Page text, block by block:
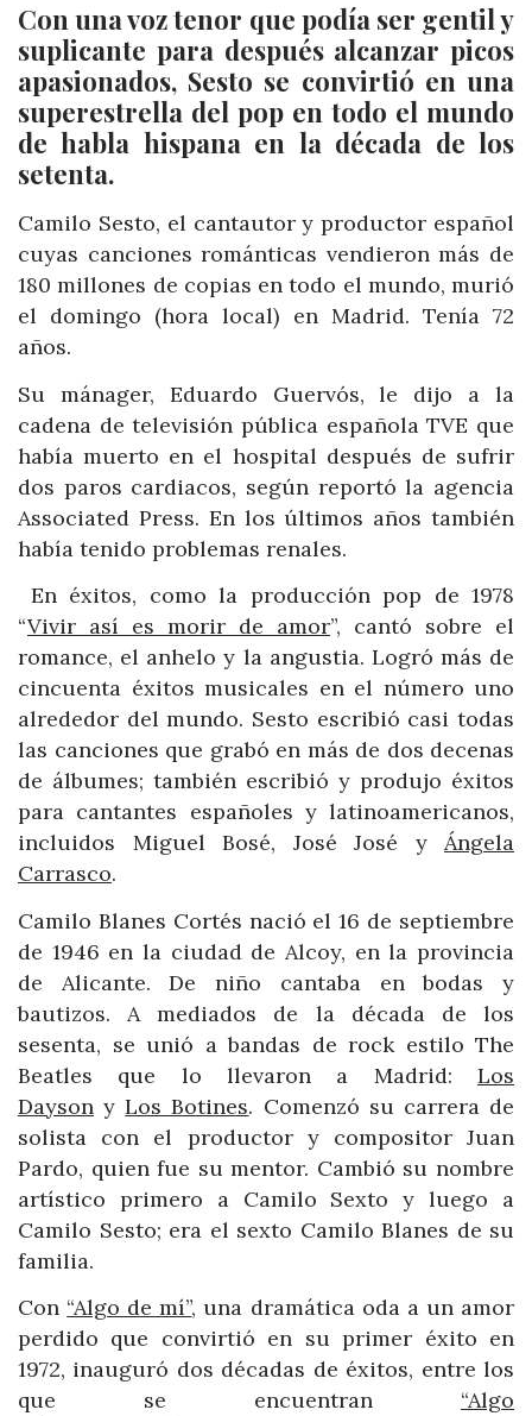
Con una voz tenor que podía ser gentil y
suplicante para después alcanzar picos
apasionados, Sesto se convirtió en una
superestrella del pop en todo el mundo
de habla hispana en la década de los
setenta.
Camilo Sesto, el cantautor y productor español
cuyas canciones románticas vendieron más de
180 millones de copias en todo el mundo, murió
el domingo (hora local) en Madrid. Tenía 72
años.
Su mánager, Eduardo Guervós, le dijo a la
cadena de televisión pública española TVE que
había muerto en el hospital después de sufrir
dos paros cardiacos, según reportó la agencia
Associated Press. En los últimos años también
había tenido problemas renales.
En éxitos, como la producción pop de 1978
“Vivir así es morir de amor”, cantó sobre el
romance, el anhelo y la angustia. Logró más de
cincuenta éxitos musicales en el número uno
alrededor del mundo. Sesto escribió casi todas
las canciones que grabó en más de dos decenas
de álbumes; también escribió y produjo éxitos
para cantantes españoles y latinoamericanos,
incluidos Miguel Bosé, José José y Ángela
Carrasco.
Camilo Blanes Cortés nació el 16 de septiembre
de 1946 en la ciudad de Alcoy, en la provincia
de Alicante. De niño cantaba en bodas y
bautizos. A mediados de la década de los
sesenta, se unió a bandas de rock estilo The
Beatles que lo llevaron a Madrid: Los
Dayson yLos Botines. Comenzó su carrera de
solista con el productor y compositor Juan
Pardo, quien fue su mentor. Cambió su nombre
artístico primero a Camilo Sexto y luego a
Camilo Sesto; era el sexto Camilo Blanes de su
familia.
Con “Algo de mí”, una dramática oda a un amor
perdido que convirtió en su primer éxito en
1972, inauguró dos décadas de éxitos, entre los
que se encuentran “Algo